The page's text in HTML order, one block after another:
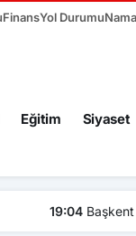
FinansYol Durumu
Eğitim Siyaset
Başkent Ankara